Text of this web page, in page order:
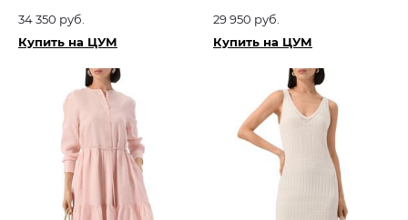
34 350 руб.
Купить на ЦУМ
29 950 руб.
Купить на ЦУМ